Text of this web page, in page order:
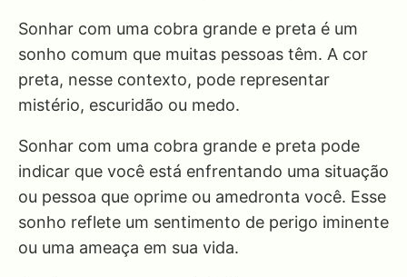
Sonhar com uma cobra grande e preta é um
sonho comum que muitas pessoas têm. A cor
preta, nesse contexto, pode representar
mistério, escuridão ou medo.
Sonhar com uma cobra grande e preta pode
indicar que você está enfrentando uma situação
ou pessoa que oprime ou amedronta você. Esse
sonho reflete um sentimento de perigo iminente
ou uma ameaça em sua vida.